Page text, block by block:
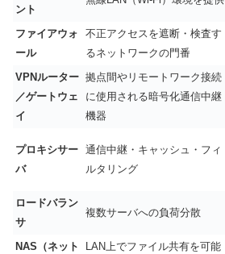
ント
ファイアウォ
ール
不正アクセスを遮断・検査す
るネットワークの門番
VPNルーター
／ゲートウェ
イ
拠点間やリモートワーク接続
に使用される暗号化通信中継
機器
プロキシサー
バ
通信中継・キャッシュ・フィ
ルタリング
ロードバラン
サ
複数サーバへの負荷分散
NAS（ネット
LAN上でファイル共有を可能